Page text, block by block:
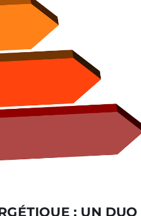
: UN DUO